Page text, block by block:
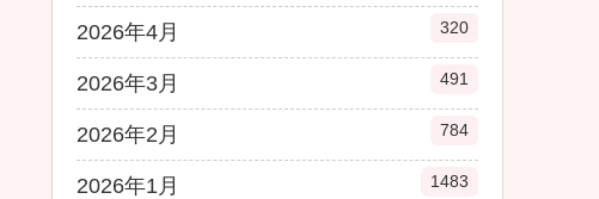
2026年4月 320
2026年3月 491
2026年2月 784
2026年1月 1483